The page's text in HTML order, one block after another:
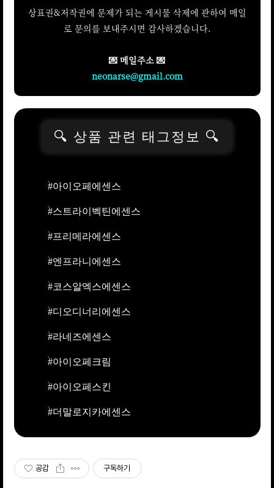
상표권&저작권에 문제가 되는 게시물 삭제에 관하여 메일
로 문의를 보내주시면 감사하겠습니다.
💌 메일주소 💌
neonarse@gmail.com
🔍 상품 관련 태그정보 🔍
#아이오페에센스
#스트라이벡틴에센스
#프리메라에센스
#엔프라니에센스
#코스알엑스에센스
#디오디너리에센스
#라네즈에센스
#아이오페크림
#아이오페스킨
#더말로지카에센스
공감 구독하기